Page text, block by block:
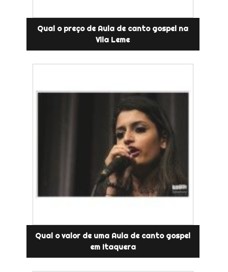
Qual o preço de Aula de canto gospel na
Vila Leme
Qual o valor de uma Aula de canto gospel
em Itaquera